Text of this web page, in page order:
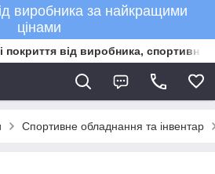
виробника за найкращими
цінами
покриття від виробника, спортивне
Спортивне обладнання та інвентар